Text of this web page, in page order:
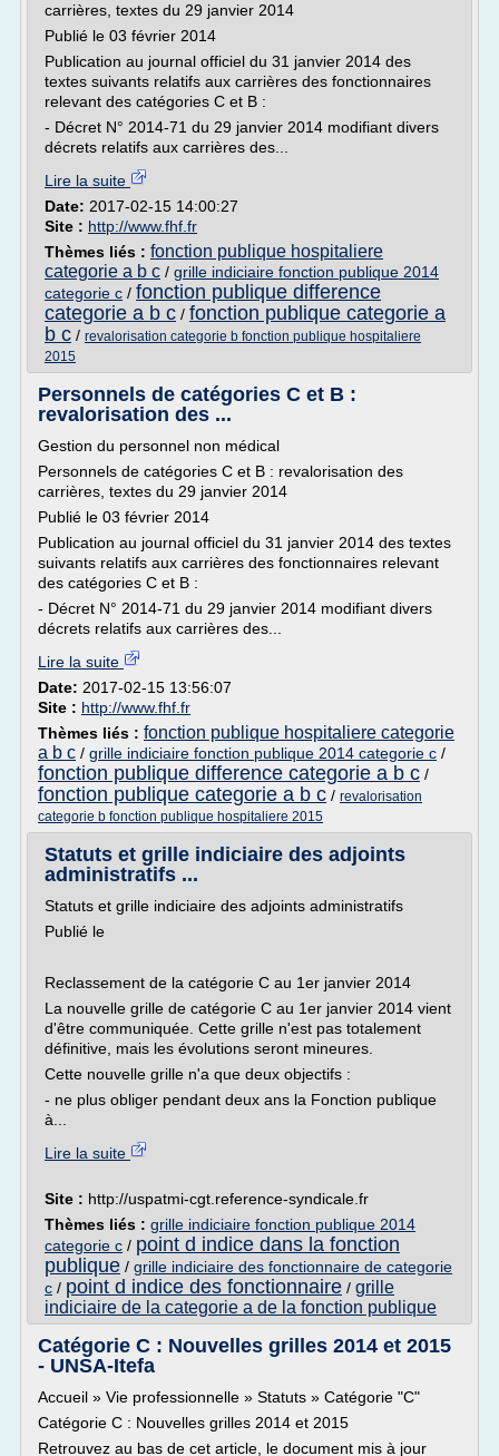
carrières, textes du 29 janvier 2014
Publié le 03 février 2014
Publication au journal officiel du 31 janvier 2014 des
textes suivants relatifs aux carrières des fonctionnaires
relevant des catégories C et B :
- Décret N° 2014-71 du 29 janvier 2014 modifiant divers
décrets relatifs aux carrières des...
Lire la suite
Date: 2017-02-15 14:00:27
Site : http://www.fhf.fr
Thèmes liés : fonction publique hospitaliere
categorie a b c / grille indiciaire fonction publique 2014
categorie c / fonction publique difference
categorie a b c / fonction publique categorie a
b c / revalorisation categorie b fonction publique hospitaliere
2015
Personnels de catégories C et B :
revalorisation des ...
Gestion du personnel non médical
Personnels de catégories C et B : revalorisation des
carrières, textes du 29 janvier 2014
Publié le 03 février 2014
Publication au journal officiel du 31 janvier 2014 des textes
suivants relatifs aux carrières des fonctionnaires relevant
des catégories C et B :
- Décret N° 2014-71 du 29 janvier 2014 modifiant divers
décrets relatifs aux carrières des...
Lire la suite
Date: 2017-02-15 13:56:07
Site : http://www.fhf.fr
Thèmes liés : fonction publique hospitaliere categorie
a b c / grille indiciaire fonction publique 2014 categorie c /
fonction publique difference categorie a b c /
fonction publique categorie a b c / revalorisation
categorie b fonction publique hospitaliere 2015
Statuts et grille indiciaire des adjoints
administratifs ...
Statuts et grille indiciaire des adjoints administratifs
Publié le
Reclassement de la catégorie C au 1er janvier 2014
La nouvelle grille de catégorie C au 1er janvier 2014 vient
d'être communiquée. Cette grille n'est pas totalement
définitive, mais les évolutions seront mineures.
Cette nouvelle grille n'a que deux objectifs :
- ne plus obliger pendant deux ans la Fonction publique
à...
Lire la suite
Site : http://uspatmi-cgt.reference-syndicale.fr
Thèmes liés : grille indiciaire fonction publique 2014
categorie c / point d indice dans la fonction
publique / grille indiciaire des fonctionnaire de categorie
c / point d indice des fonctionnaire / grille
indiciaire de la categorie a de la fonction publique
Catégorie C : Nouvelles grilles 2014 et 2015
- UNSA-Itefa
Accueil » Vie professionnelle » Statuts » Catégorie "C"
Catégorie C : Nouvelles grilles 2014 et 2015
Retrouvez au bas de cet article, le document mis à jour